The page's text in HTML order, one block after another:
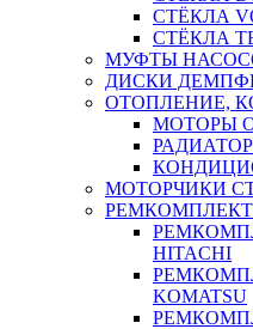
СТЁКЛА
СТЁКЛА
МУФТЫ
ДИСКИ
ОТОПЛЕНИЕ,
МОТОРЫ
МОТОРЧИКИ
HITACHI
KOMATSU